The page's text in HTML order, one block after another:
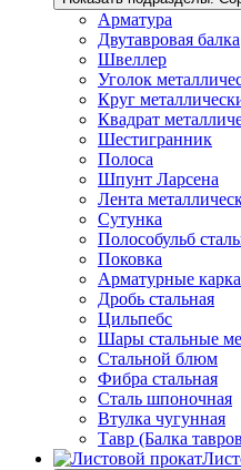
Арматура
Двутавровая балка
Швеллер
Уголок
Круг
Квадрат
Шестигранник
Полоса
Шпунт Ларсена
Лента
Сутунка
Полособульб
Поковка
Арматурные
Дробь стальная
Цильпебс
Шары стальные
Стальной блюм
Фибра стальная
Сталь шпоночная
Втулка чугунная
Тавр (Балка